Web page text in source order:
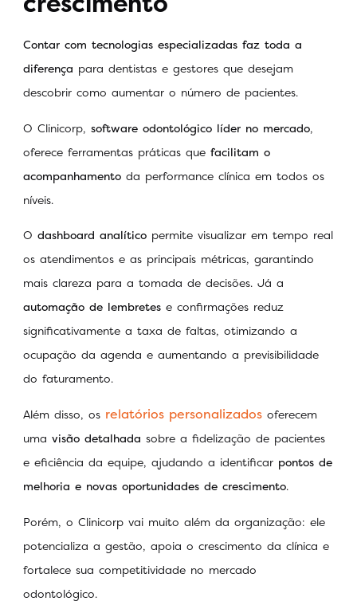
Contar com tecnologias especializadas faz toda a
diferença para dentistas e gestores que desejam
descobrir como aumentar o número de pacientes.
O Clinicorp, software odontológico líder no mercado,
oferece ferramentas práticas que facilitam o
acompanhamento da performance clínica em todos os
níveis.
O dashboard analítico permite visualizar em tempo real
os atendimentos e as principais métricas, garantindo
mais clareza para a tomada de decisões. Já a
automação de lembretes e confirmações reduz
significativamente a taxa de faltas, otimizando a
ocupação da agenda e aumentando a previsibilidade
do faturamento.
Além disso, os relatórios personalizados oferecem
uma visão detalhada sobre a fidelização de pacientes
e eficiência da equipe, ajudando a identificar pontos de
melhoria e novas oportunidades de crescimento.
Porém, o Clinicorp vai muito além da organização: ele
potencializa a gestão, apoia o crescimento da clínica e
fortalece sua competitividade no mercado
odontológico.